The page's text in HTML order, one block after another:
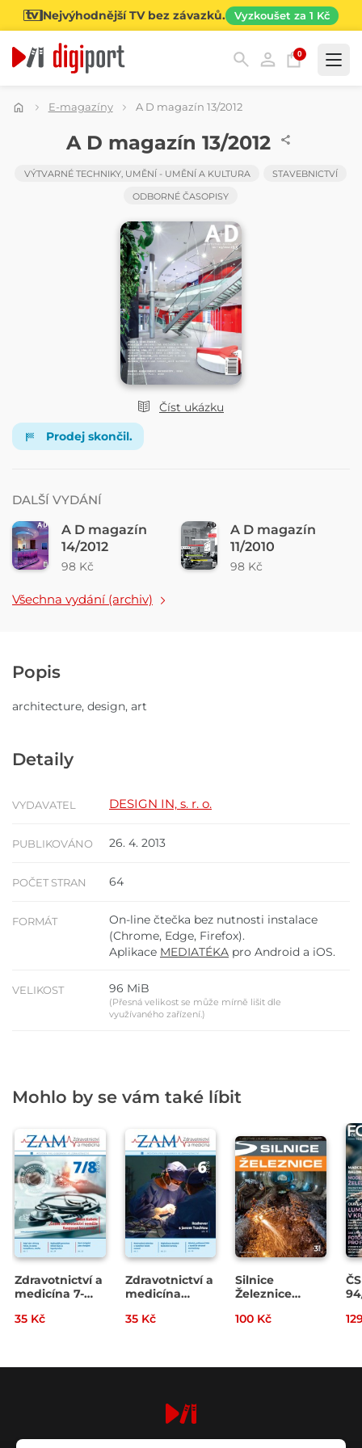
Nejvýhodnější TV bez závazků. Vyzkoušet za 1 Kč
0
Kategorie
E-magazíny A D magazín 13/2012
Číst ukázku
A D magazín 13/2012
VÝTVARNÉ TECHNIKY, UMĚNÍ - UMĚNÍ A KULTURA
STAVEBNICTVÍ
ODBORNÉ ČASOPISY
Prodej skončil.
DALŠÍ VYDÁNÍ
A D magazín
14/2012
98 Kč
A D magazín
11/2010
98 Kč
Všechna vydání (archiv)
Popis
architecture, design, art
Detaily
VYDAVATEL DESIGN IN, s. r. o.
PUBLIKOVÁNO 26. 4. 2013
POČET STRAN 64
FORMÁT
On-line čtečka bez nutnosti instalace
(Chrome, Edge, Firefox).
Aplikace MEDIATÉKA pro Android a iOS.
VELIKOST 96 MiB
(Přesná velikost se může mírně lišit dle
využívaného zařízení.)
Mohlo by se vám také líbit
Zdravotnictví a
medicína 7-
35 Kč
Zdravotnictví a
medicína
35 Kč
Silnice
Železnice
100 Kč